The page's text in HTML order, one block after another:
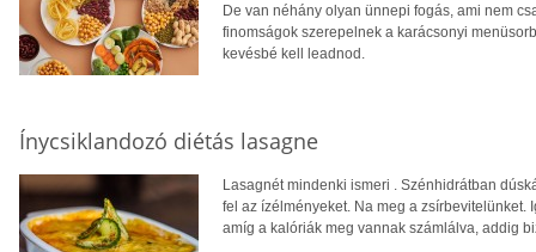
De van néhány olyan ünnepi fogás, ami nem
finomságok szerepelnek a karácsonyi
kevésbé kell leadnod.
Ínycsiklandozó diétás lasagne
Lasagnét mindenki ismeri . Szénhidrátban
fel az ízélményeket. Na meg a
amíg a kalóriák meg vannak számlálva, addig